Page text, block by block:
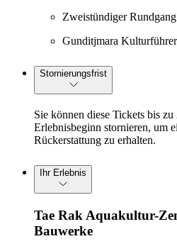
Zweistündiger Rundgang
Gunditjmara Kulturführer
Stornierungsfrist
Sie können diese Tickets bis
Erlebnisbeginn stornieren, um
Rückerstattung zu erhalten.
Ihr Erlebnis
Tae Rak Aquakultur-
Bauwerke